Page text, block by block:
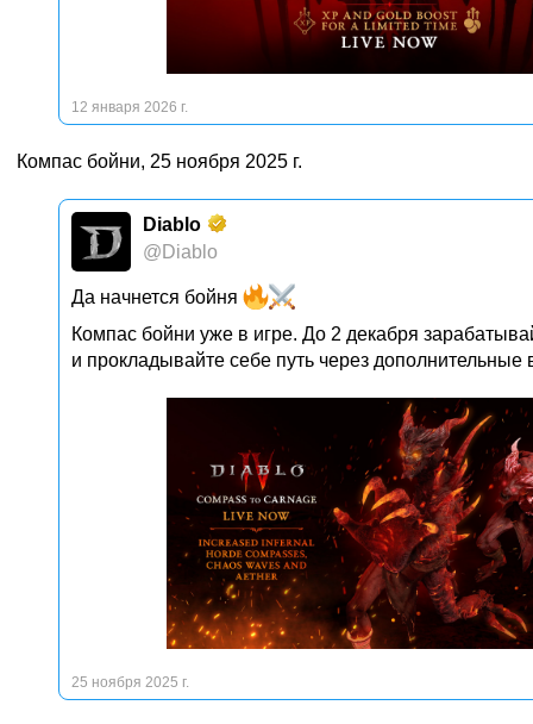
12 января 2026 г.
Компас бойни, 25 ноября 2025 г.
Diablo
@Diablo
Да начнется бойня
Компас бойни уже в игре. До 2 декабря
и прокладывайте себе путь через дополнительные
25 ноября 2025 г.